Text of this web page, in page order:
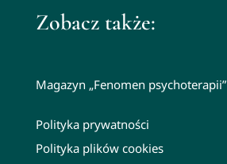
Zobacz także:
Magazyn „Fenomen psychoterapii”
Polityka prywatności
Polityka plików cookies